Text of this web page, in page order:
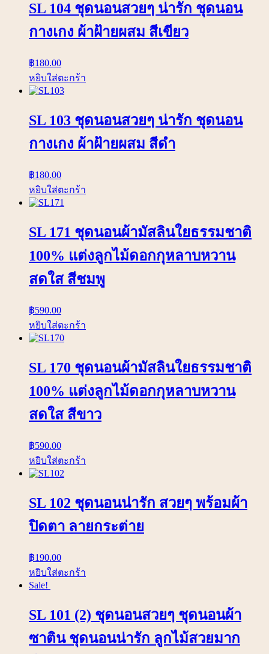
SL 104 ชุดนอนสวยๆ น่ารัก ชุดนอน
กางเกง ผ้าฝ้ายผสม สีเขียว
฿180.00
หยิบใส่ตะกร้า
SL 103 ชุดนอนสวยๆ น่ารัก ชุดนอน
กางเกง ผ้าฝ้ายผสม สีดำ
฿180.00
หยิบใส่ตะกร้า
SL 171 ชุดนอนผ้ามัสลินใยธรรมชาติ
100% แต่งลูกไม้ดอกกุหลาบหวาน
สดใส สีชมพู
฿590.00
หยิบใส่ตะกร้า
SL 170 ชุดนอนผ้ามัสลินใยธรรมชาติ
100% แต่งลูกไม้ดอกกุหลาบหวาน
สดใส สีขาว
฿590.00
หยิบใส่ตะกร้า
SL 102 ชุดนอนน่ารัก สวยๆ พร้อมผ้า
ปิดตา ลายกระต่าย
฿190.00
หยิบใส่ตะกร้า
Sale!
SL 101 (2) ชุดนอนสวยๆ ชุดนอนผ้า
ซาติน ชุดนอนน่ารัก ลูกไม้สวยมาก